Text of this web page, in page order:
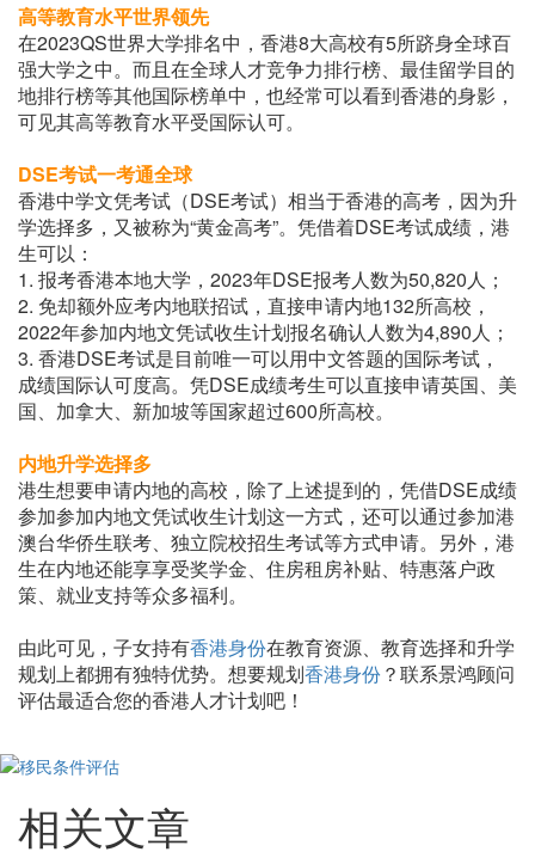
高等教育水平世界领先
在2023QS世界大学排名中，香港8大高校有5所跻身全球百
强大学之中。而且在全球人才竞争力排行榜、最佳留学目的
地排行榜等其他国际榜单中，也经常可以看到香港的身影，
可见其高等教育水平受国际认可。
DSE考试一考通全球
香港中学文凭考试（DSE考试）相当于香港的高考，因为升
学选择多，又被称为“黄金高考”。凭借着DSE考试成绩，港
生可以：
1. 报考香港本地大学，2023年DSE报考人数为50,820人；
2. 免却额外应考内地联招试，直接申请内地132所高校，
2022年参加内地文凭试收生计划报名确认人数为4,890人；
3. 香港DSE考试是目前唯一可以用中文答题的国际考试，
成绩国际认可度高。凭DSE成绩考生可以直接申请英国、美
国、加拿大、新加坡等国家超过600所高校。
内地升学选择多
港生想要申请内地的高校，除了上述提到的，凭借DSE成绩
参加参加内地文凭试收生计划这一方式，还可以通过参加港
澳台华侨生联考、独立院校招生考试等方式申请。另外，港
生在内地还能享享受奖学金、住房租房补贴、特惠落户政
策、就业支持等众多福利。
由此可见，子女持有香港身份在教育资源、教育选择和升学
规划上都拥有独特优势。想要规划香港身份？联系景鸿顾问
评估最适合您的香港人才计划吧！
相关文章